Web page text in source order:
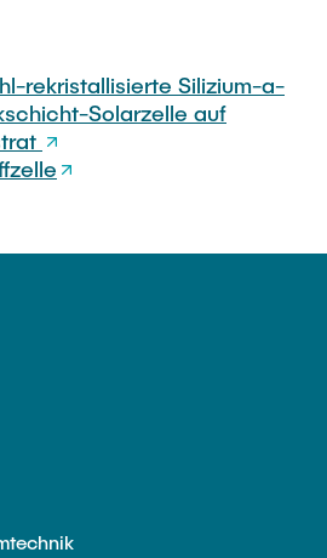
rekristallisierte Silizium-a-
Solarzelle auf